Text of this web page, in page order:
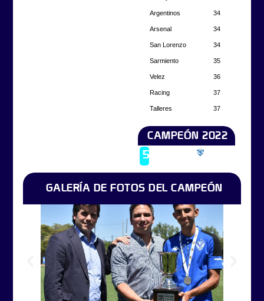
Argentinos 34
Arsenal 34
San Lorenzo 34
Sarmiento 35
Velez 36
Racing 37
Talleres 37
CAMPEÓN 2022
5Campeón
2022
GALERÍA DE FOTOS DEL CAMPEÓN